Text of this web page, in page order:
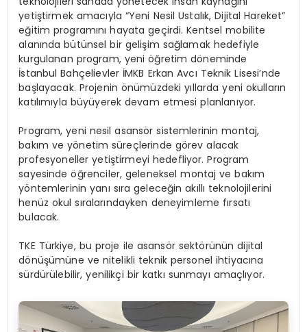
yetiştirmek amacıyla “Yeni Nesil Ustalık, Dijital Hareket”
eğitim programını hayata geçirdi. Kentsel mobilite
alanında bütünsel bir gelişim sağlamak hedefiyle
kurgulanan program, yeni öğretim döneminde
İstanbul Bahçelievler İMKB Erkan Avcı Teknik Lisesi’nde
başlayacak. Projenin önümüzdeki yıllarda yeni okulların
katılımıyla büyüyerek devam etmesi planlanıyor.
Program, yeni nesil asansör sistemlerinin montaj,
bakım ve yönetim süreçlerinde görev alacak
profesyoneller yetiştirmeyi hedefliyor. Program
sayesinde öğrenciler, geleneksel montaj ve bakım
yöntemlerinin yanı sıra geleceğin akıllı teknolojilerini
henüz okul sıralarındayken deneyimleme fırsatı
bulacak.
TKE Türkiye, bu proje ile asansör sektörünün dijital
dönüşümüne ve nitelikli teknik personel ihtiyacına
sürdürülebilir, yenilikçi bir katkı sunmayı amaçlıyor.